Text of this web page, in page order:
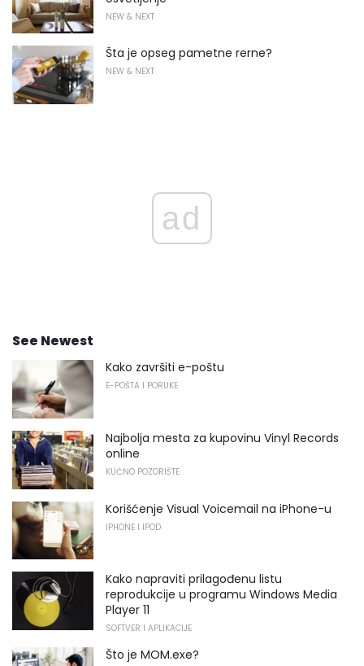
NEW & NEXT
Šta je opseg pametne rerne?
NEW & NEXT
ad
See Newest
Kako završiti e-poštu
E-POŠTA I PORUKE
Najbolja mesta za kupovinu Vinyl Records
online
KUĆNO POZORIŠTE
Korišćenje Visual Voicemail na iPhone-u
IPHONE I IPOD
Kako napraviti prilagođenu listu
reprodukcije u programu Windows Media
Player 11
SOFTVER I APLIKACIJE
Što je MOM.exe?